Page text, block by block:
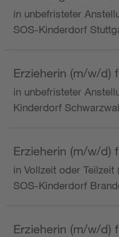
in unbefristeter
SOS-Kinderdorf
Erzieherin (m/w/d)
in unbefristeter
Kinderdorf
Erzieherin (m/w/d)
in Vollzeit oder
SOS-Kinderdorf
Erzieherin (m/w/d)